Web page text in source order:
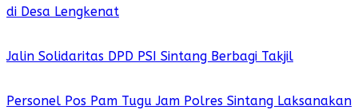
di Desa Lengkenat
Jalin Solidaritas DPD PSI Sintang Berbagi Takjil
Personel Pos Pam Tugu Jam Polres Sintang Laksanakan